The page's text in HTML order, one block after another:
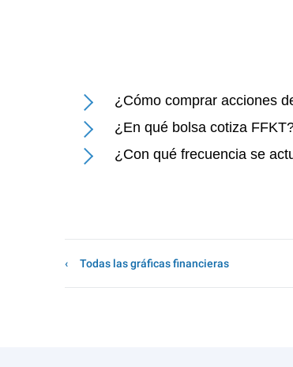
¿Cómo comprar acciones
¿En qué bolsa cotiza
¿Con qué frecuencia se
Todas las gráficas financieras